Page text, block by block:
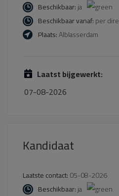
Beschikbaar:ja
Beschikbaar vanaf:per
Plaats:Alblasserdam
Laatst bijgewerkt:
07-08-2026
Kandidaat
Laatste contact:05-08-2026
Beschikbaar:ja